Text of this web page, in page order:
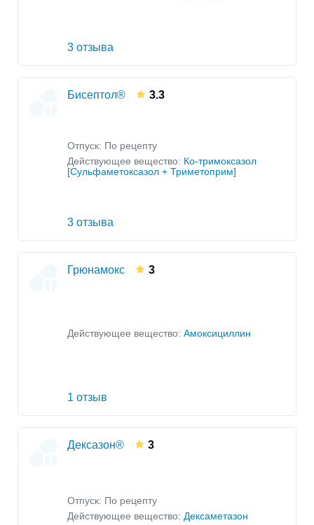
3 отзыва
Бисептол® 3.3
Отпуск: По рецепту
Действующее вещество: Ко-тримоксазол
[Сульфаметоксазол + Триметоприм]
3 отзыва
Грюнамокс 3
Действующее вещество: Амоксициллин
1 отзыв
Дексазон® 3
Отпуск: По рецепту
Действующее вещество: Дексаметазон